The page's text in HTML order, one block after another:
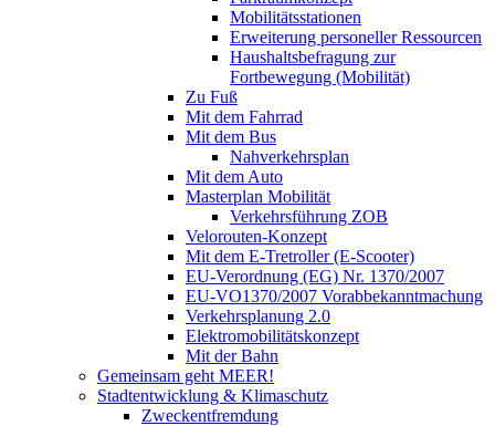
Mobilitätsstationen
Erweiterung personeller Ressourcen
Haushaltsbefragung zur
Fortbewegung (Mobilität)
Zu Fuß
Mit dem Fahrrad
Mit dem Bus
Nahverkehrsplan
Mit dem Auto
Masterplan Mobilität
Verkehrsführung ZOB
Velorouten-Konzept
Mit dem E-Tretroller (E-Scooter)
EU-Verordnung (EG) Nr. 1370/2007
EU-VO1370/2007 Vorabbekanntmachung
Verkehrsplanung 2.0
Elektromobilitätskonzept
Mit der Bahn
Gemeinsam geht MEER!
Stadtentwicklung & Klimaschutz
Zweckentfremdung